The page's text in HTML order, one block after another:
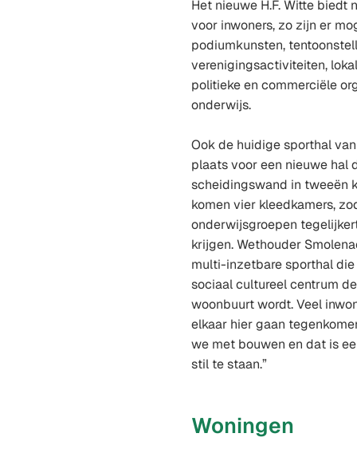
Het nieuwe H.F. Witte biedt
voor inwoners, zo zijn er
podiumkunsten,
verenigingsactiviteiten,
politieke en commerciële
onderwijs.
Ook de huidige sporthal
plaats voor een nieuwe hal
scheidingswand in tweeën
komen vier kleedkamers,
onderwijsgroepen
krijgen. Wethouder
multi-inzetbare sporthal
sociaal cultureel centrum
woonbuurt wordt. Veel
elkaar hier gaan
we met bouwen en dat is
stil te staan.”
Woningen